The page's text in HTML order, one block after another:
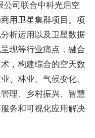
公司联合中科光启空
用卫星集群项目。项
析运用以及卫星数据
现等行业痛点，融合
，构建综合的空天数
、林业、气候变化、
理、乡村振兴、智慧
务和可视化应用解决